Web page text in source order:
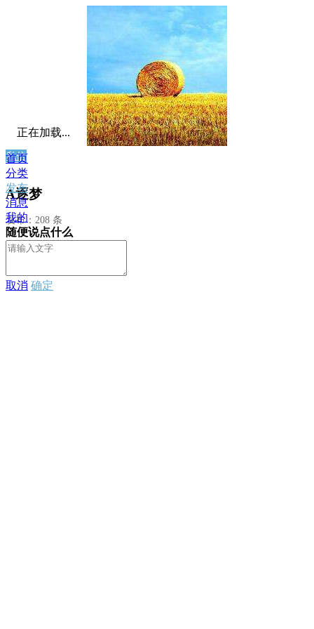
私信
A逐梦
发布：208 条
正在加载...
首页
分类
发布
消息
我的
随便说点什么
取消 确定